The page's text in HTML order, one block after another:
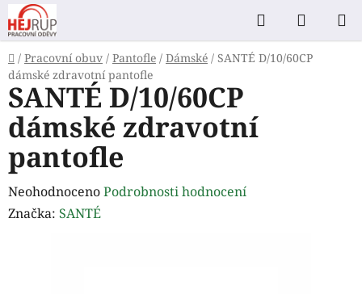
Přejít
na
obsah
Hledat
KOŠÍK
Domů
/ Pracovní obuv / Pantofle / Dámské / SANTÉ D/10/60CP
dámské zdravotní pantofle
SANTÉ D/10/60CP
dámské zdravotní
pantofle
Průměrné
hodnocení
NeohodnocenoPodrobnosti hodnocení
Značka: SANTÉ